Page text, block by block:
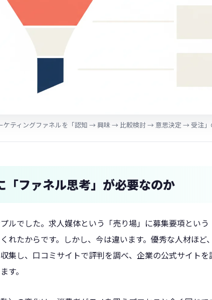
ケティングファネルを「認知 → 興味 → 比較検討 → 意思決定 → 受注」
「ファネル思考」が必要なのか
ルでした。求人媒体という「売り場」に募集要項とい
れたからです。しかし、今は違います。優秀な人材ほ
集し、口コミサイトで評判を調べ、企業の公式サイト
す。